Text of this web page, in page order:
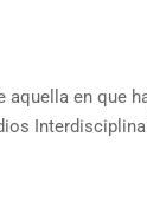
en que